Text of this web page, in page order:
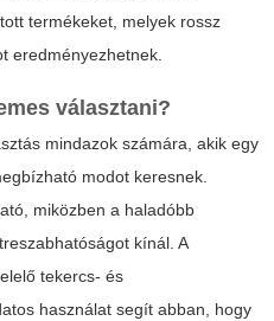
termékeket, melyek rossz
eredményezhetnek.
választani?
mindazok számára, akik egy
modot keresnek.
miközben a haladóbb
kínál. A
tekercs- és
használat segít abban, hogy